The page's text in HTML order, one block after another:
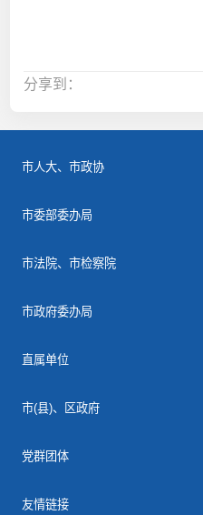
分享到：
市人大、市政协
市委部委办局
市法院、市检察院
市政府委办局
直属单位
市(县)、区政府
党群团体
友情链接